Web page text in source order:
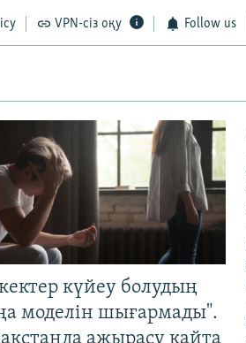
VPN-сіз оқу Follow us
күйеу болудың
моделін шығармады".
ажырасу қайта